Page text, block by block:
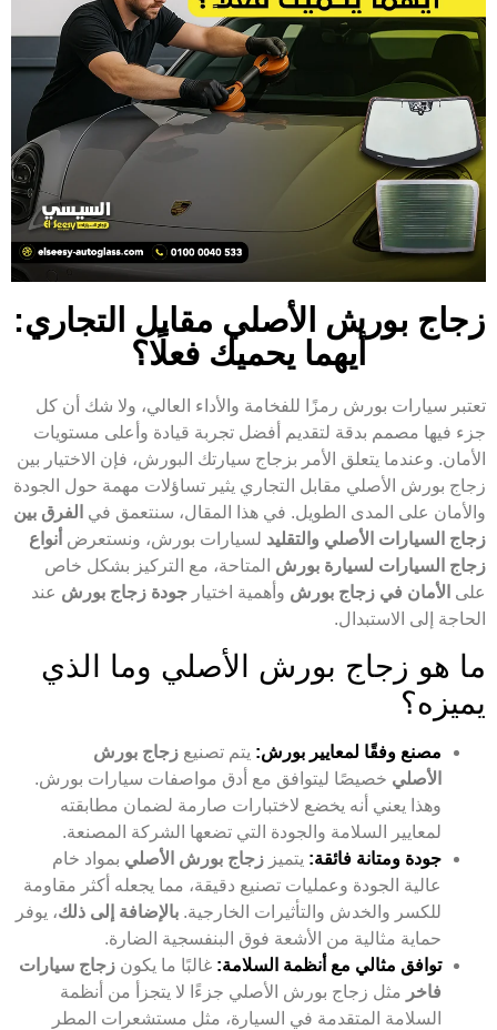
زجاج بورش الأصلي مقابل التجاري:
أيهما يحميك فعلًا؟
تعتبر سيارات بورش رمزًا للفخامة والأداء العالي، ولا شك أن كل
جزء فيها مصمم بدقة لتقديم أفضل تجربة قيادة وأعلى مستويات
الأمان. وعندما يتعلق الأمر بزجاج سيارتك البورش، فإن الاختيار بين
زجاج بورش الأصلي مقابل التجاري يثير تساؤلات مهمة حول الجودة
والأمان على المدى الطويل. في هذا المقال، سنتعمق في الفرق بين
زجاج السيارات الأصلي والتقليد لسيارات بورش، ونستعرض أنواع
زجاج السيارات لسيارة بورش المتاحة، مع التركيز بشكل خاص
على الأمان في زجاج بورش وأهمية اختيار جودة زجاج بورش عند
الحاجة إلى الاستبدال.
ما هو زجاج بورش الأصلي وما الذي
يميزه؟
مصنع وفقًا لمعايير بورش: يتم تصنيع زجاج بورش
الأصلي خصيصًا ليتوافق مع أدق مواصفات سيارات بورش.
وهذا يعني أنه يخضع لاختبارات صارمة لضمان مطابقته
لمعايير السلامة والجودة التي تضعها الشركة المصنعة.
جودة ومتانة فائقة: يتميز زجاج بورش الأصلي بمواد خام
عالية الجودة وعمليات تصنيع دقيقة، مما يجعله أكثر مقاومة
للكسر والخدش والتأثيرات الخارجية. بالإضافة إلى ذلك، يوفر
حماية مثالية من الأشعة فوق البنفسجية الضارة.
توافق مثالي مع أنظمة السلامة: غالبًا ما يكون زجاج سيارات
فاخر مثل زجاج بورش الأصلي جزءًا لا يتجزأ من أنظمة
السلامة المتقدمة في السيارة، مثل مستشعرات المطر